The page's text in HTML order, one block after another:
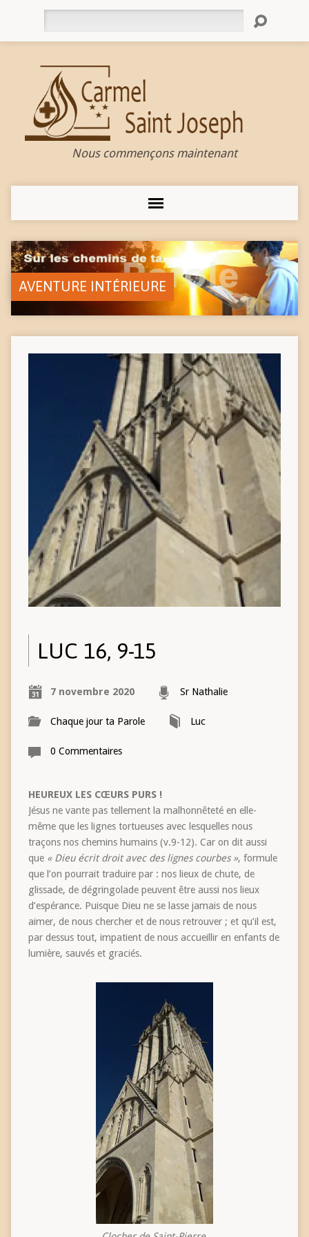
Nous commençons maintenant
AVENTURE INTÉRIEURE
LUC 16, 9-15
7 novembre 2020 Sr Nathalie
Chaque jour ta Parole Luc
0 Commentaires
HEUREUX LES CŒURS PURS !
Jésus ne vante pas tellement la malhonnêteté en elle-
même que les lignes tortueuses avec lesquelles nous
traçons nos chemins humains (v.9-12). Car on dit aussi
que « Dieu écrit droit avec des lignes courbes », formule
que l’on pourrait traduire par : nos lieux de chute, de
glissade, de dégringolade peuvent être aussi nos lieux
d’espérance. Puisque Dieu ne se lasse jamais de nous
aimer, de nous chercher et de nous retrouver ; et qu’il est,
par dessus tout, impatient de nous accueillir en enfants de
lumière, sauvés et graciés.